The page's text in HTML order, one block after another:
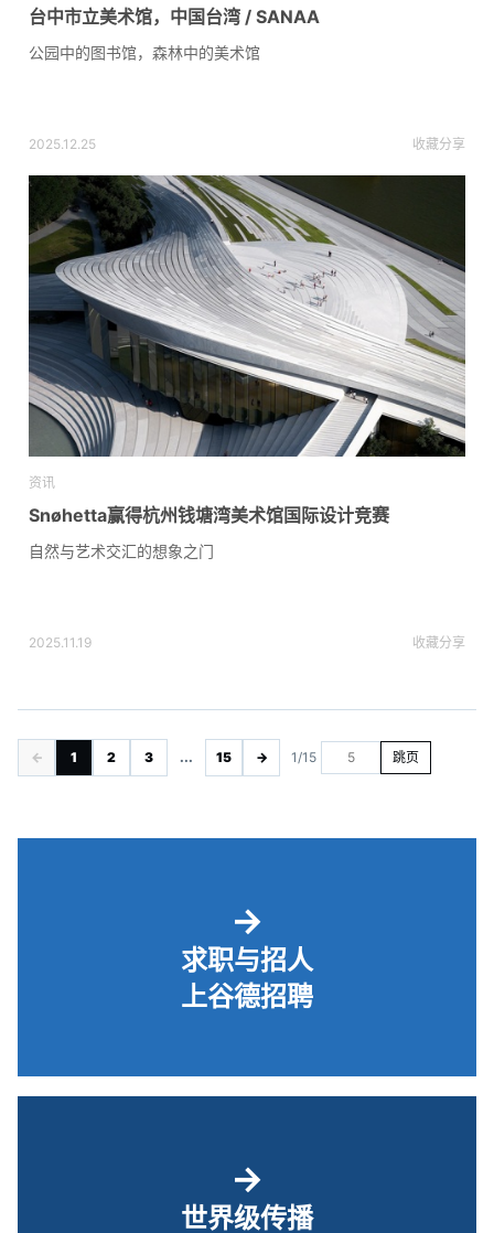
台中市立美术馆，中国台湾 / SANAA
公园中的图书馆，森林中的美术馆
2025.12.25 收藏分享
资讯
Snøhetta赢得杭州钱塘湾美术馆国际设计竞赛
自然与艺术交汇的想象之门
2025.11.19 收藏分享
← 1 2 3 ... 15 → 1/15 跳页
→
求职与招人
上谷德招聘
→
世界级传播